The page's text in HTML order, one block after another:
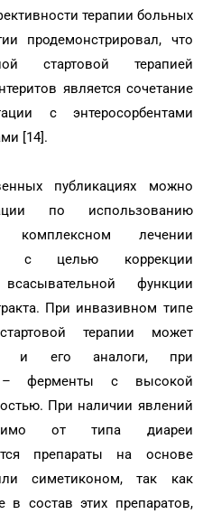
терапии больных
продемонст­рировал, что
стартовой терапией
является сочетание
с энтеросорбентами
[14].
публикациях можно
по использованию
комплексном лечении
с целью коррекции
функции
При инвазивном типе
терапии может
и его аналоги, при
– ферменты с высокой
При наличии явлений
от типа диареи
препараты на основе
симетиконом, так как
в состав этих препаратов,